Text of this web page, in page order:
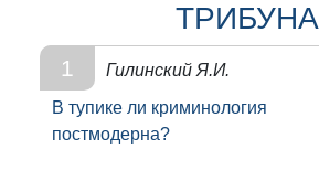
ТРИБУНА
1
Гилинский Я.И.
В тупике ли криминология
постмодерна?